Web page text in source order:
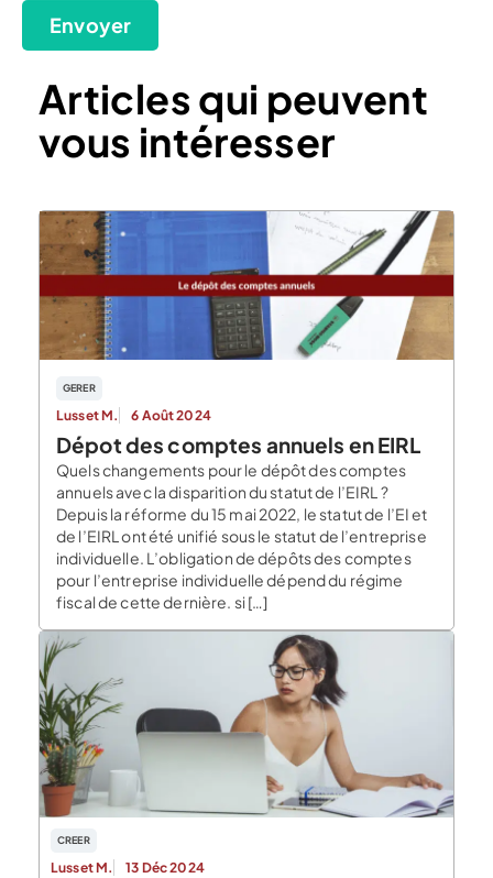
Envoyer
Articles qui peuvent
vous intéresser
GERER
Lusset M. 6 Août 2024
Dépot des comptes annuels en EIRL
Quels changements pour le dépôt des comptes
annuels avec la disparition du statut de l’EIRL ?
Depuis la réforme du 15 mai 2022, le statut de l’EI et
de l’EIRL ont été unifié sous le statut de l’entreprise
individuelle. L’obligation de dépôts des comptes
pour l’entreprise individuelle dépend du régime
fiscal de cette dernière. si […]
CREER
Lusset M. 13 Déc 2024